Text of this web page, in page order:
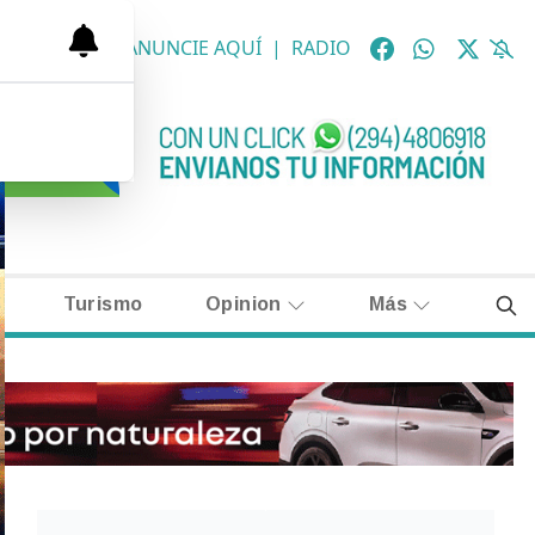
ANUNCIE AQUÍ | RADIO
Turismo Opinion Más